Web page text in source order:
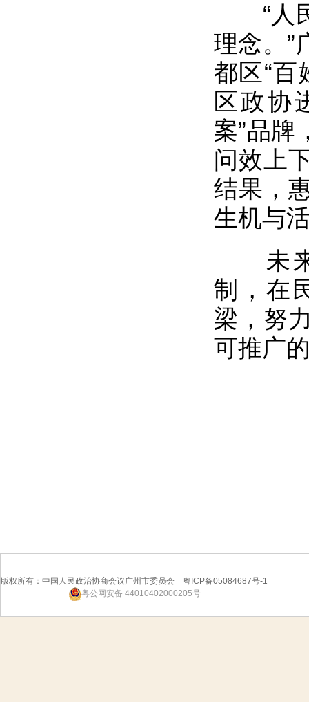
“人民
理念。”
都区“百
区政协
案”品牌
问效上
结果，
生机与
未
制，在
梁，努
可推广
版权所有：中国人民政治协商会议广州市委员会 粤ICP备05084687号-1
粤公网安备 44010402000205号